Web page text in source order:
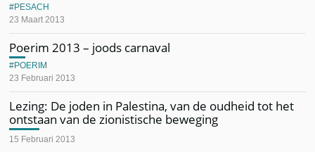
23 Maart 2013
PESACH
Poerim 2013 – joods carnaval
23 Februari 2013
POERIM
Lezing: De joden in Palestina, van de oudheid tot het
ontstaan van de zionistische beweging
15 Februari 2013